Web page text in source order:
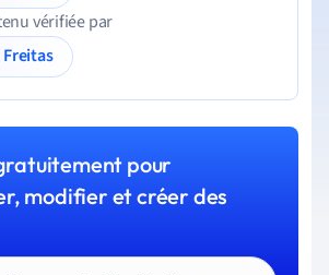
vérifiée par
pour
modifier et créer des